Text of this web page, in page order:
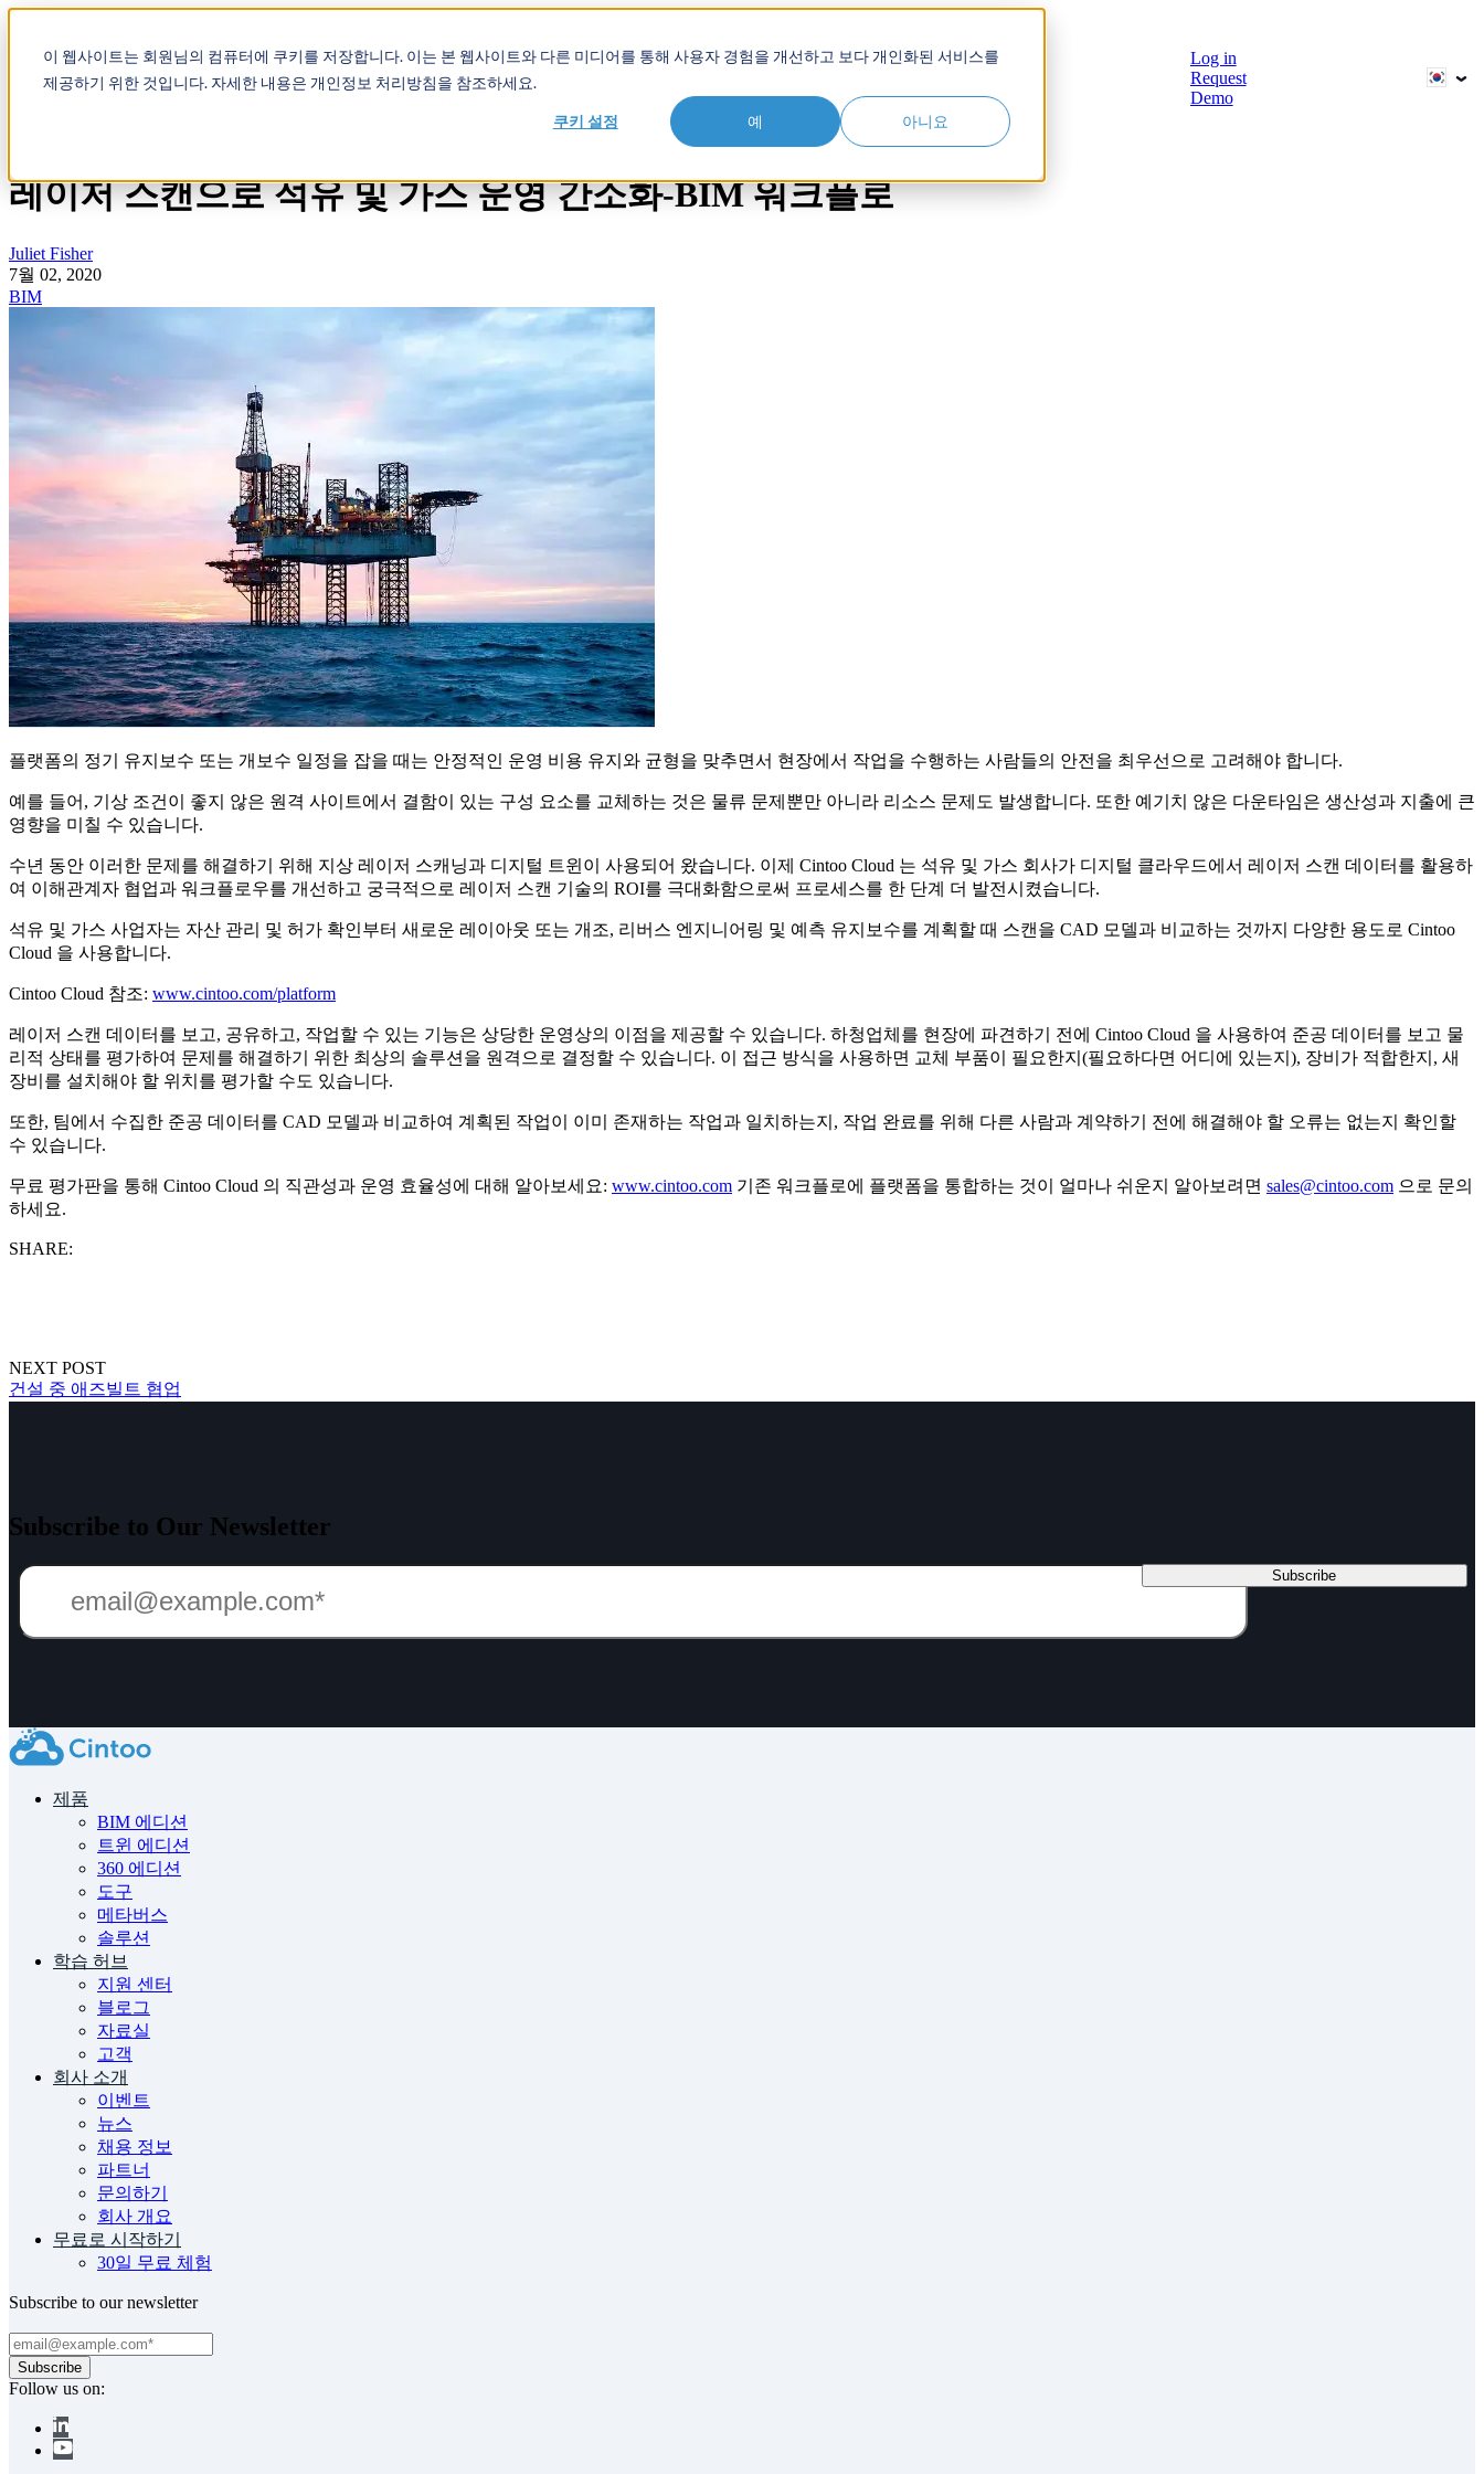
이 웹사이트는 회원님의 컴퓨터에 쿠키를 저장합니다. 이는 본 웹사이트와 다른 미디어를 통해 사용자 경험을 개선하고 보다 개인화된 서비스를
제공하기 위한 것입니다. 자세한 내용은 개인정보 처리방침을 참조하세요.
쿠키 설정 예 아니요
Show submenu for 제품 제품 솔루션 고객 Show submenu for 학습 허브 학습 허브
Log in
Request
Demo
레이저 스캔으로 석유 및 가스 운영 간소화-BIM 워크플로
Juliet Fisher
7월 02, 2020
BIM
플랫폼의 정기 유지보수 또는 개보수 일정을 잡을 때는 안정적인 운영 비용 유지와 균형을 맞추면서 현장에서 작업을 수행하는 사람들의 안전을 최우선으로 고려해야 합니다.
예를 들어, 기상 조건이 좋지 않은 원격 사이트에서 결함이 있는 구성 요소를 교체하는 것은 물류 문제뿐만 아니라 리소스 문제도 발생합니다. 또한 예기치 않은 다운타임은 생산성과 지출에 큰
영향을 미칠 수 있습니다.
수년 동안 이러한 문제를 해결하기 위해 지상 레이저 스캐닝과 디지털 트윈이 사용되어 왔습니다. 이제 Cintoo Cloud 는 석유 및 가스 회사가 디지털 클라우드에서 레이저 스캔 데이터를 활용하
여 이해관계자 협업과 워크플로우를 개선하고 궁극적으로 레이저 스캔 기술의 ROI를 극대화함으로써 프로세스를 한 단계 더 발전시켰습니다.
석유 및 가스 사업자는 자산 관리 및 허가 확인부터 새로운 레이아웃 또는 개조, 리버스 엔지니어링 및 예측 유지보수를 계획할 때 스캔을 CAD 모델과 비교하는 것까지 다양한 용도로 Cintoo
Cloud 을 사용합니다.
Cintoo Cloud 참조: www.cintoo.com/platform
레이저 스캔 데이터를 보고, 공유하고, 작업할 수 있는 기능은 상당한 운영상의 이점을 제공할 수 있습니다. 하청업체를 현장에 파견하기 전에 Cintoo Cloud 을 사용하여 준공 데이터를 보고 물
리적 상태를 평가하여 문제를 해결하기 위한 최상의 솔루션을 원격으로 결정할 수 있습니다. 이 접근 방식을 사용하면 교체 부품이 필요한지(필요하다면 어디에 있는지), 장비가 적합한지, 새
장비를 설치해야 할 위치를 평가할 수도 있습니다.
또한, 팀에서 수집한 준공 데이터를 CAD 모델과 비교하여 계획된 작업이 이미 존재하는 작업과 일치하는지, 작업 완료를 위해 다른 사람과 계약하기 전에 해결해야 할 오류는 없는지 확인할
수 있습니다.
무료 평가판을 통해 Cintoo Cloud 의 직관성과 운영 효율성에 대해 알아보세요: www.cintoo.com 기존 워크플로에 플랫폼을 통합하는 것이 얼마나 쉬운지 알아보려면 sales@cintoo.com 으로 문의
하세요.
SHARE:
NEXT POST
건설 중 애즈빌트 협업
Subscribe to Our Newsletter
제품
BIM 에디션
트윈 에디션
360 에디션
도구
메타버스
솔루션
학습 허브
지원 센터
블로그
자료실
고객
회사 소개
이벤트
뉴스
채용 정보
파트너
문의하기
회사 개요
무료로 시작하기
30일 무료 체험
Subscribe to our newsletter
Follow us on: